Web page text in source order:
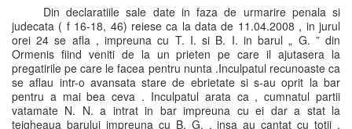
Din declaratiile sale date in faza de urmarire penala si
judecata ( f 16-18, 46) reiese ca la data de 11.04.2008 , in jurul
orei 24 se afla , impreuna cu T. I. si B. I. in barul „ G. ” din
Ormenis fiind veniti de la un prieten pe care il ajutasera la
pregatirile pe care le facea pentru nunta .Inculpatul recunoaste ca
se aflau intr-o avansata stare de ebrietate si s-au oprit la bar
pentru a mai bea ceva . Inculpatul arata ca , cumnatul partii
vatamate N. N. a intrat in bar impreuna cu ei dar a stat la
tejgheaua barului impreuna cu B. G. , insa au cantat cu totii ,